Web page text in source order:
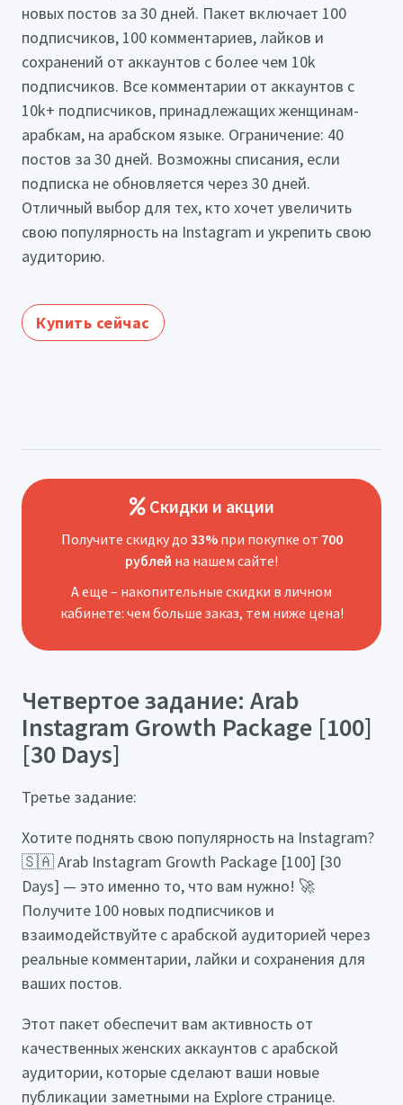
новых постов за 30 дней. Пакет включает 100
подписчиков, 100 комментариев, лайков и
сохранений от аккаунтов с более чем 10k
подписчиков. Все комментарии от аккаунтов с
10k+ подписчиков, принадлежащих женщинам-
арабкам, на арабском языке. Ограничение: 40
постов за 30 дней. Возможны списания, если
подписка не обновляется через 30 дней.
Отличный выбор для тех, кто хочет увеличить
свою популярность на Instagram и укрепить свою
аудиторию.
Купить сейчас
Скидки и акции
Получите скидку до 33%при покупке от 700
рублей на нашем сайте!
А еще – накопительные скидки в личном
кабинете: чем больше заказ, тем ниже цена!
Четвертое задание: Arab
Instagram Growth Package [100]
[30 Days]
Третье задание:
Хотите поднять свою популярность на Instagram?
🇸🇦 Arab Instagram Growth Package [100] [30
Days] — это именно то, что вам нужно! 🚀
Получите 100 новых подписчиков и
взаимодействуйте с арабской аудиторией через
реальные комментарии, лайки и сохранения для
ваших постов.
Этот пакет обеспечит вам активность от
качественных женских аккаунтов с арабской
аудитории, которые сделают ваши новые
публикации заметными на Explore странице.